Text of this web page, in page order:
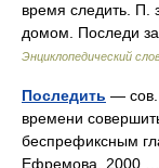
время следить. П.
домом. Последи
Энциклопедический
Последить — сов.
времени
беспрефиксным
Ефремова. 2000